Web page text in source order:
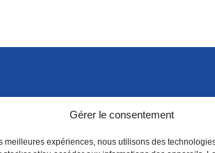
Gérer le consentement
meilleures expériences, nous utilisons des
S'ABONNER
(NOUVELLE